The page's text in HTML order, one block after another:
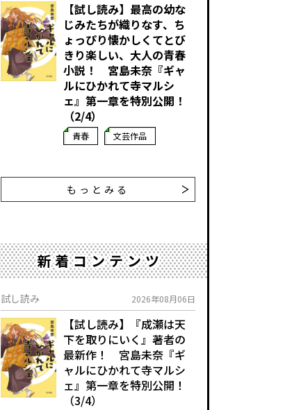
【試し読み】最高の幼な
じみたちが織りなす、ち
ょっぴり懐かしくてとび
きり楽しい、大人の青春
小説！ 宮島未奈『ギャ
ルにひかれて寺マルシ
ェ』第一章を特別公開！
（2/4）
青春 文芸作品
もっとみる
新着コンテンツ
試し読み 2026年08月06日
【試し読み】『成瀬は天
下を取りにいく』著者の
最新作！ 宮島未奈『ギ
ャルにひかれて寺マルシ
ェ』第一章を特別公開！
（3/4）